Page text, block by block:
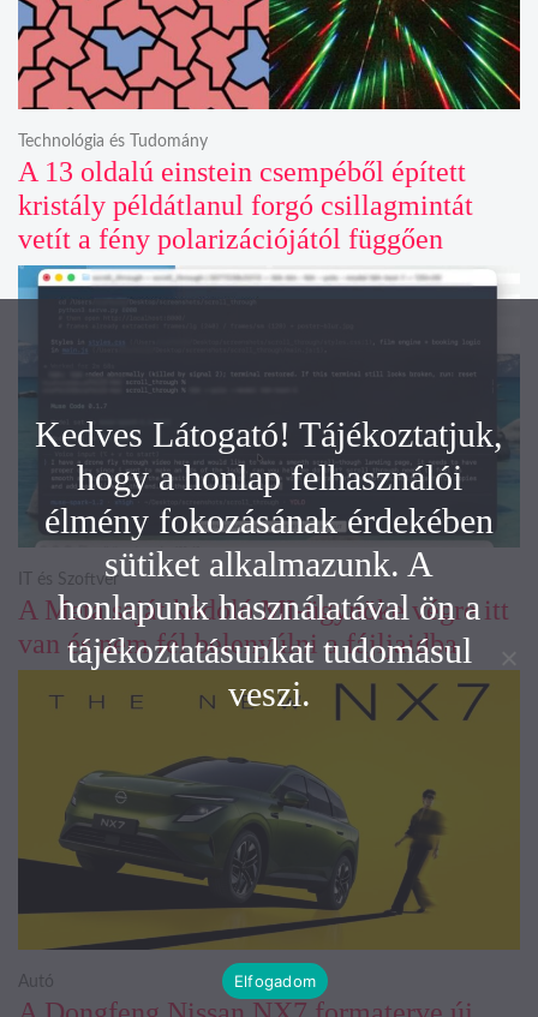
A 13 oldalú einstein csempéből épített
kristály példátlanul forgó csillagmintát
vetít a fény polarizációjától függően
Technológia és Tudomány
A Meta saját kódoló MI-ügynöke végre itt
van és nem fél belenyúlni a fájljaidba
IT és Szoftver
Autó
Kedves Látogató! Tájékoztatjuk,
hogy a honlap felhasználói
élmény fokozásának érdekében
sütiket alkalmazunk. A
honlapunk használatával ön a
tájékoztatásunkat tudomásul
veszi.
Elfogadom